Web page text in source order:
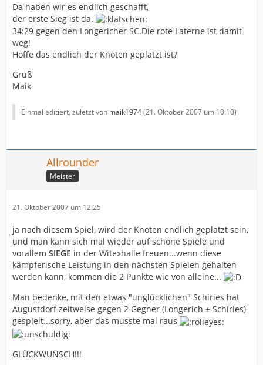
Da haben wir es endlich geschafft,
der erste Sieg ist da.
34:29 gegen den Longericher SC.Die rote Laterne ist damit
weg!
Hoffe das endlich der Knoten geplatzt ist?
Gruß
Maik
Einmal editiert, zuletzt von maik1974(21. Oktober 2007 um 10:10)
Allrounder
Meister
21. Oktober 2007 um 12:25
ja nach diesem Spiel, wird der Knoten endlich geplatzt sein,
und man kann sich mal wieder auf schöne Spiele und
vorallem SIEGE in der Witexhalle freuen...wenn diese
kämpferische Leistung in den nächsten Spielen gehalten
werden kann, kommen die 2 Punkte wie von alleine...
Man bedenke, mit den etwas "unglücklichen" Schiries hat
Augustdorf zeitweise gegen 2 Gegner (Longerich + Schiries)
gespielt...sorry, aber das musste mal raus
GLÜCKWUNSCH!!!